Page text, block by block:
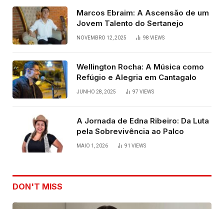
Marcos Ebraim: A Ascensão de um
Jovem Talento do Sertanejo
NOVEMBRO 12, 2025 98 VIEWS
Wellington Rocha: A Música como
Refúgio e Alegria em Cantagalo
JUNHO 28, 2025 97 VIEWS
A Jornada de Edna Ribeiro: Da Luta
pela Sobrevivência ao Palco
MAIO 1, 2026 91 VIEWS
DON'T MISS